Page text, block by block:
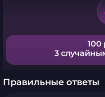
100
3
Правильные ответы